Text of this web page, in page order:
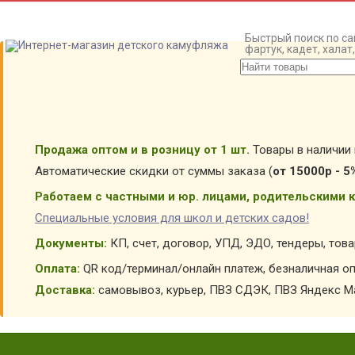
Быстрый поиск по
фартук, кадет,
Продажа оптом и в розницу от 1 шт. Товары в наличии
Автоматические скидки от суммы заказа (от 15000р -
Работаем с частными и юр. лицами, родительскими
Специальные условия для школ и детских садов!
Документы: КП, счет, договор, УПД, ЭДО, тендеры,
Оплата: QR код/терминал/онлайн платеж, безналичная
Доставка: самовывоз, курьер, ПВЗ СДЭК, ПВЗ Яндекс